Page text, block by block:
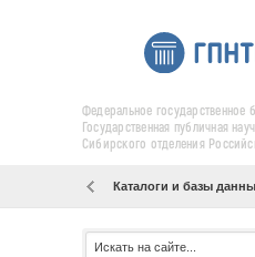
Федеральное
Государственная публичная
Сибирского отделения
Каталоги и базы